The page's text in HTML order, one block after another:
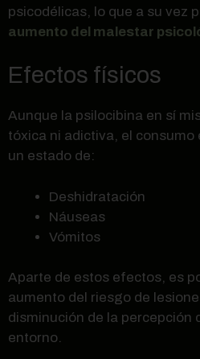
psicodélicas, lo que a su vez
aumento del malestar
Efectos físicos
Aunque la psilocibina en sí
tóxica ni adictiva, el consumo
un estado de:
Deshidratación
Náuseas
Vómitos
Aparte de estos efectos, es
aumento del riesgo de
disminución de la percepción
entorno.